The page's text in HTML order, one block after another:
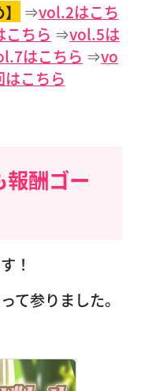
⇒vol.2はこち
ちら ⇒vol.5は
はこちら ⇒vo
はこちら
報酬ゴー
！
て参りました。